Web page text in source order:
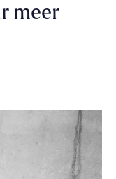
meer